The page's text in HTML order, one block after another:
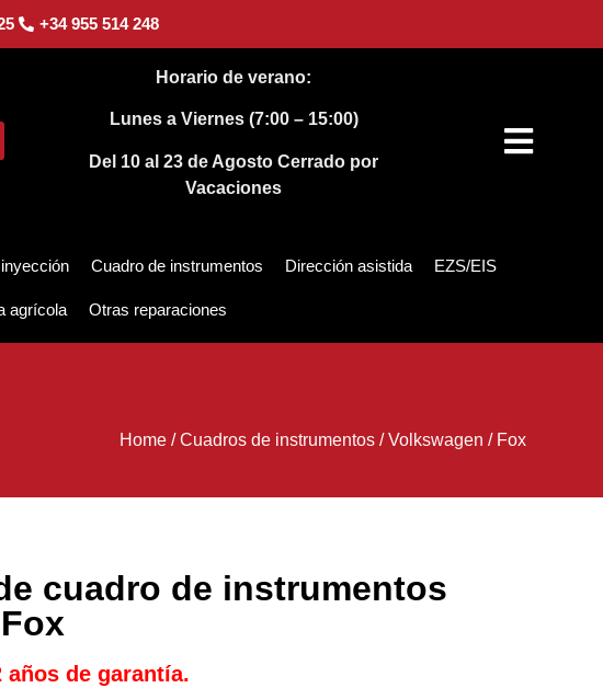
+34 955 514 248
Horario de verano:
Lunes a Viernes (7:00 – 15:00)
Del 10 al 23 de AgostoCerrado por
Vacaciones
Cuadro de instrumentos Dirección asistida EZS/EIS
agrícola Otras reparaciones
Home /Cuadros de instrumentos /Volkswagen / Fox
cuadro de instrumentos
años de garantía.